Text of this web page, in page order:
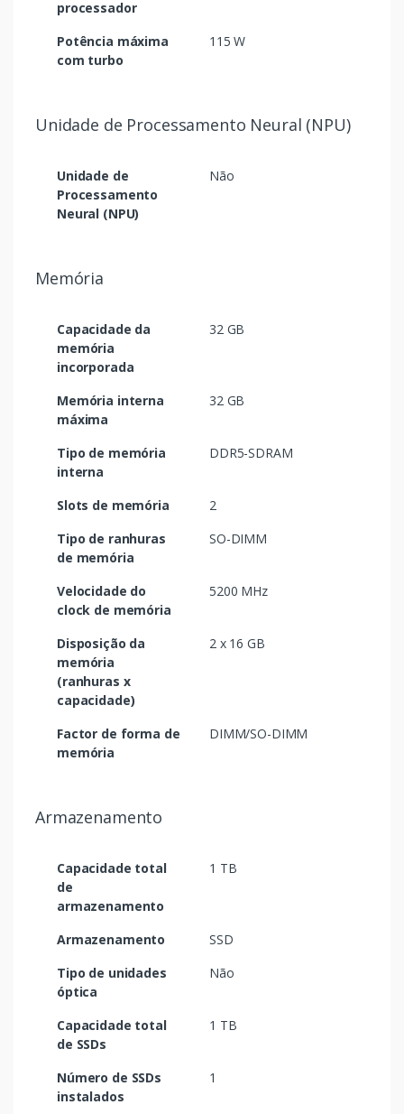
processador
Potência máxima
com turbo
115 W
Unidade de Processamento Neural (NPU)
Unidade de
Processamento
Neural (NPU)
Não
Memória
Capacidade da
memória
incorporada
32 GB
Memória interna
máxima
32 GB
Tipo de memória
interna
DDR5-SDRAM
Slots de memória
2
Tipo de ranhuras
de memória
SO-DIMM
Velocidade do
clock de memória
5200 MHz
Disposição da
memória
(ranhuras x
capacidade)
2 x 16 GB
Factor de forma de
memória
DIMM/SO-DIMM
Armazenamento
Capacidade total
de
armazenamento
1 TB
Armazenamento
SSD
Tipo de unidades
óptica
Não
Capacidade total
de SSDs
1 TB
Número de SSDs
instalados
1